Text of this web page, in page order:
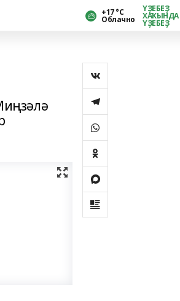
+17 °С
Облачно
ҮҘЕБЕҘ
ХАҠЫНДА
ҮҘЕБЕҘ